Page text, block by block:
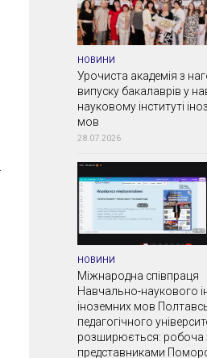
НОВИНИ
Урочиста академія з
випуску бакалаврів у
науковому інституті
мов
28.07.2026
НОВИНИ
Міжнародна співпраця
Навчально-наукового
іноземних мов
педагогічного
розширюється: робоча
представниками